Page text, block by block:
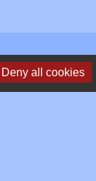
Deny all cookies